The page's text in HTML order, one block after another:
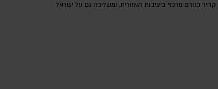
קהיר כגורם מרכזי ביציבות האזורית, ומשליכה גם על ישראל